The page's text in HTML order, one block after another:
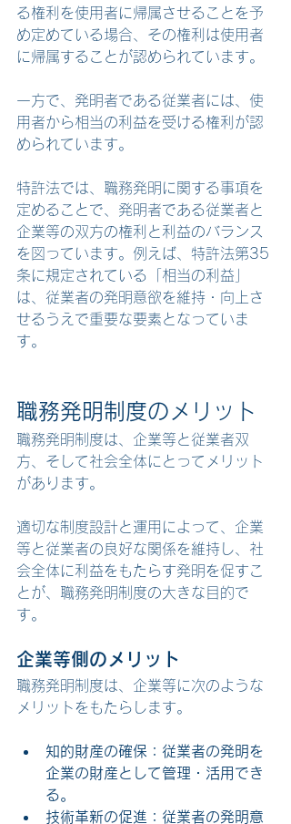
る権利を使用者に帰属させることを予
め定めている場合、その権利は使用者
に帰属することが認められています。
一方で、 発明者である従業者には、使
用者から相当の利益を受ける権利が認
められています。
特許法では、職務発明に関する事項を
定めることで、発明者である従業者と
企業等の双方の権利と利益のバランス
を図っています。 例えば、特許法第35
条に規定されている「相当の利益」
は、従業者の発明意欲を維持・向上さ
せるうえで重要な要素となっていま
す。
職務発明制度のメリット
職務発明制度は、企業等と従業者双
方、そして社会全体にとってメリット
があります。
適切な制度設計と運用によって、企業
等と従業者の良好な関係を維持し、社
会全体に利益をもたらす発明を促すこ
とが、職務発明制度の大きな目的で
す。
企業等側のメリット
職務発明制度は、企業等に次のような
メリットをもたらします。
知的財産の確保：従業者の発明を
企業の財産として管理・活用でき
る。
技術革新の促進：従業者の発明意